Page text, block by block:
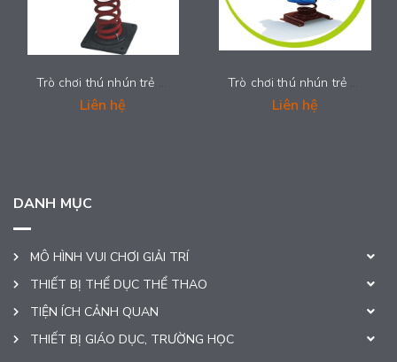
Trò chơi thú nhún trẻ em - LDPE-002
Liên hệ
Trò chơi thú nhún trẻ em - LDPE-001
Liên hệ
DANH MỤC
MÔ HÌNH VUI CHƠI GIẢI TRÍ
THIẾT BỊ THỂ DỤC THỂ THAO
TIỆN ÍCH CẢNH QUAN
THIẾT BỊ GIÁO DỤC, TRƯỜNG HỌC